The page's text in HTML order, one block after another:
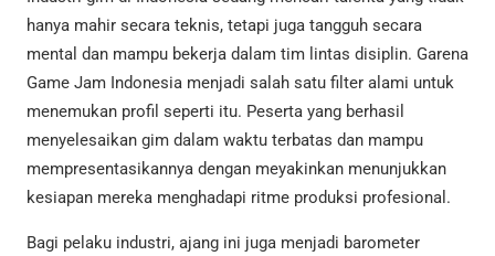
hanya mahir secara teknis, tetapi juga tangguh secara
mental dan mampu bekerja dalam tim lintas disiplin. Garena
Game Jam Indonesia menjadi salah satu filter alami untuk
menemukan profil seperti itu. Peserta yang berhasil
menyelesaikan gim dalam waktu terbatas dan mampu
mempresentasikannya dengan meyakinkan menunjukkan
kesiapan mereka menghadapi ritme produksi profesional.
Bagi pelaku industri, ajang ini juga menjadi barometer